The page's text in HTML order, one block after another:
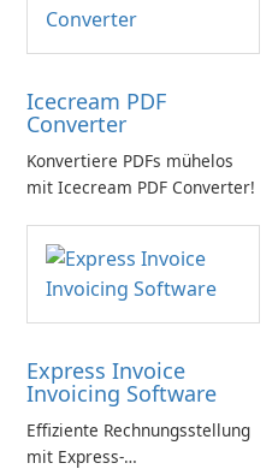
Icecream PDF
Converter
Konvertiere PDFs mühelos
mit Icecream PDF Converter!
Express Invoice
Invoicing Software
Effiziente Rechnungsstellung
mit Express-